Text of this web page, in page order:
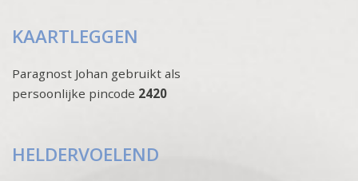
KAARTLEGGEN
Paragnost Johan gebruikt als
persoonlijke pincode 2420
HELDERVOELEND